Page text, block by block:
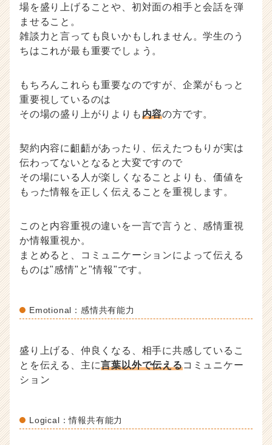
e
C
a
r
e
r）
場を盛り上げることや、初対面の相手と会話を弾
ませること。
雑談力と言っても良いかもしれません。学生のう
ちはこれが最も重要でしょう。
もちろんこれらも重要なのですが、企業がもっと
重要視しているのは
その場の盛り上がりよりも内容の方です。
契約内容に齟齬があったり、伝えたつもりが実は
伝わってないとなると大変ですので
その場にいる人が楽しくなることよりも、価値を
もった情報を正しく伝えることを重視します。
このと内容重視の違いを一言で言うと、感情重視
か情報重視か。
まとめると、コミュニケーションによって伝える
ものは"感情"と"情報"です。
Emotional：感情共有能力
盛り上げる、仲良くなる、相手に共感しているこ
とを伝える、主に言葉以外で伝えるコミュニケー
ション
Logical：情報共有能力